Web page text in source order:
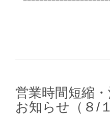
営業時間短縮
お知らせ（８/